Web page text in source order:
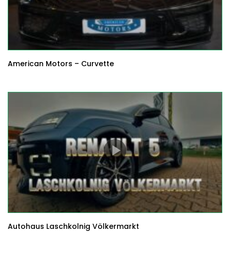
American Motors – Curvette
Autohaus Laschkolnig Völkermarkt